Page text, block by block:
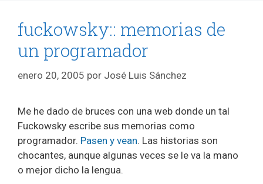
fuckowsky:: memorias de
un programador
enero 20, 2005 por José Luis Sánchez
Me he dado de bruces con una web donde un tal
Fuckowsky escribe sus memorias como
programador. Pasen y vean. Las historias son
chocantes, aunque algunas veces se le va la mano
o mejor dicho la lengua.